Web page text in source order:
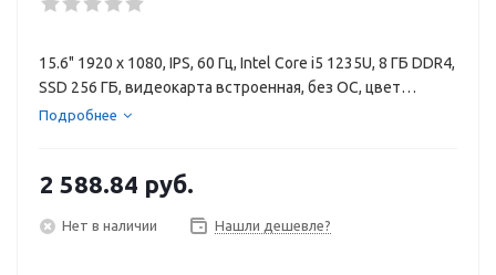
15.6" 1920 x 1080, IPS, 60 Гц, Intel Core i5 1235U, 8 ГБ DDR4,
SSD 256 ГБ, видеокарта встроенная, без ОС, цвет
крышки серебристый, аккумулятор 42 Вт·ч
Подробнее
2 588.84 руб.
Нет в наличии Нашли дешевле?